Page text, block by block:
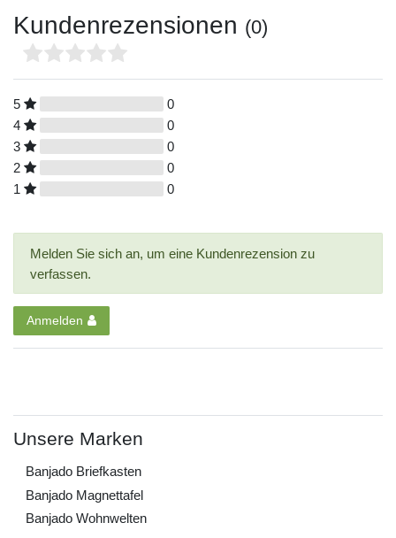
Kundenrezensionen (0)
5
0
4
0
3
0
2
0
1
0
Melden Sie sich an, um eine Kundenrezension zu
verfassen.
Anmelden
Unsere Marken
Banjado Briefkasten
Banjado Magnettafel
Banjado Wohnwelten